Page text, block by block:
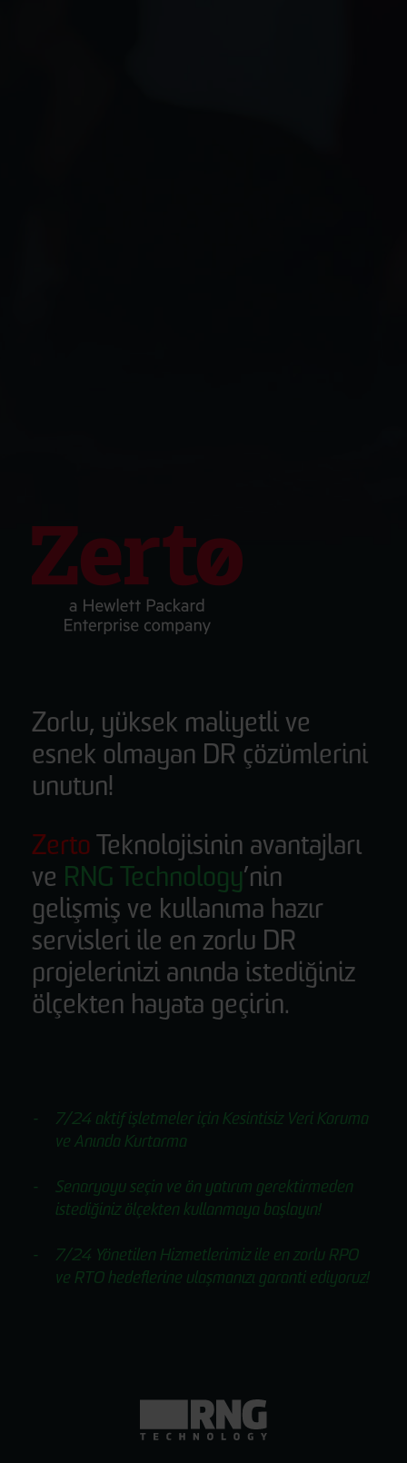
Zorlu, yüksek maliyetli ve
esnek olmayan DR çözümlerini
unutun!
Zerto Teknolojisinin avantajları
ve RNG Technology’nin
gelişmiş ve kullanıma hazır
servisleri ile en zorlu DR
projelerinizi anında istediğiniz
ölçekten hayata geçirin.
7/24 aktif işletmeler için Kesintisiz Veri Koruma
ve Anında Kurtarma
Senaryoyu seçin ve ön yatırım gerektirmeden
istediğiniz ölçekten kullanmaya başlayın!
7/24 Yönetilen Hizmetlerimiz ile en zorlu RPO
ve RTO hedeflerine ulaşmanızı garanti ediyoruz!